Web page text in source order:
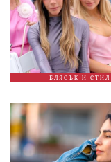
БЛЯСЪК И СТИЛ